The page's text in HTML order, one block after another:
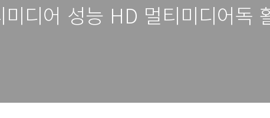
디어 성능 HD 멀티미디어독